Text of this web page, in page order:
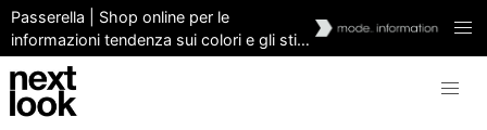
Passerella | Shop online per le
informazioni tendenza sui colori e gli stili
donne e uomini